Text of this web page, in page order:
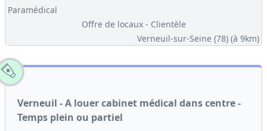
Paramédical
Offre de locaux - Clientèle
Verneuil-sur-Seine (78) (à 9km)
Verneuil - A louer cabinet médical dans centre -
Temps plein ou partiel